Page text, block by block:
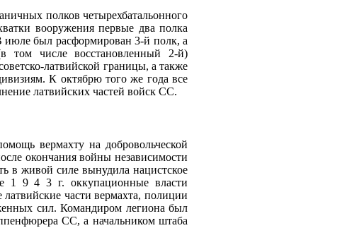
полков четырехбатальонного
вооружения первые два полка
июле был расформирован 3‑й полк, а
числе восстановленный 2‑й)
границы, а также
К октябрю того же года все
латвийских частей войск СС.
вермахту на добровольческой
окончания войны независимости
в живой силе вынудила нацистское
1 9 4 3 г. оккупационные власти
части вермахта, полиции
сил. Командиром легиона был
СС, а начальником штаба